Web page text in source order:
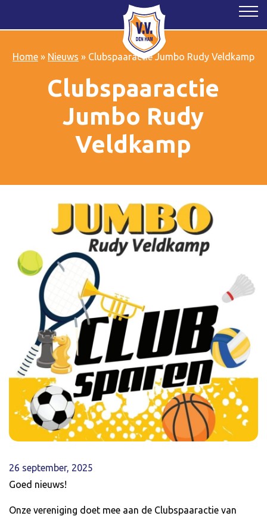
Home» Nieuws » Clubspaaractie Jumbo Rudy Veldkamp
Clubspaaractie
Jumbo Rudy
Veldkamp
26 september, 2025
​Goed nieuws!
Onze vereniging doet mee aan de Clubspaaractie van